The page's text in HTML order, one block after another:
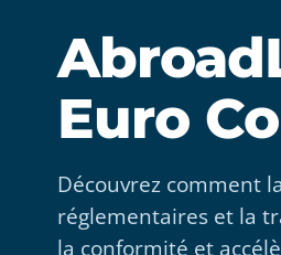
Euro
Découvrez comment
réglementaires et la
la conformité et